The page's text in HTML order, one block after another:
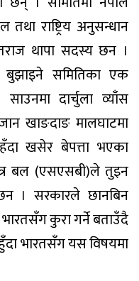
राष्ट्रिय अनुसन्धान
थापा सदस्य छन ।
बुझाइने समितिका एक
दार्चुला व्याँस
खाङदाङ मालघाटमा
खसेर बेपत्ता भएका
बल (एसएसबी)ले तुइन
। सरकारले छानबिन
कुरा गर्ने बताउँदै
भारतसँग यस विषयमा